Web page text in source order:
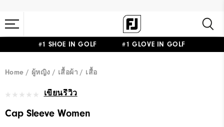
#1 SHOE IN GOLF #1 GLOVE IN GOLF
Home ผู้หญิง เสื้อผ้า เสื้อ
เขียนรีวิว
Cap Sleeve Women